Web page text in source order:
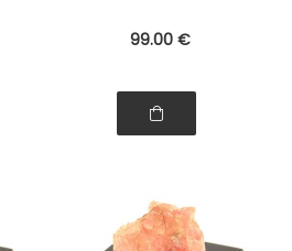
99.00 €